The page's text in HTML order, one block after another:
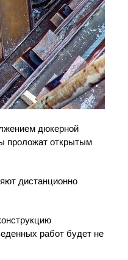
дюкерной
проложат открытым
дистанционно
работ будет не